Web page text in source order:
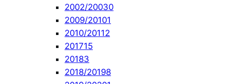
2002/20030
2009/20101
2010/20112
201715
20183
2018/20198